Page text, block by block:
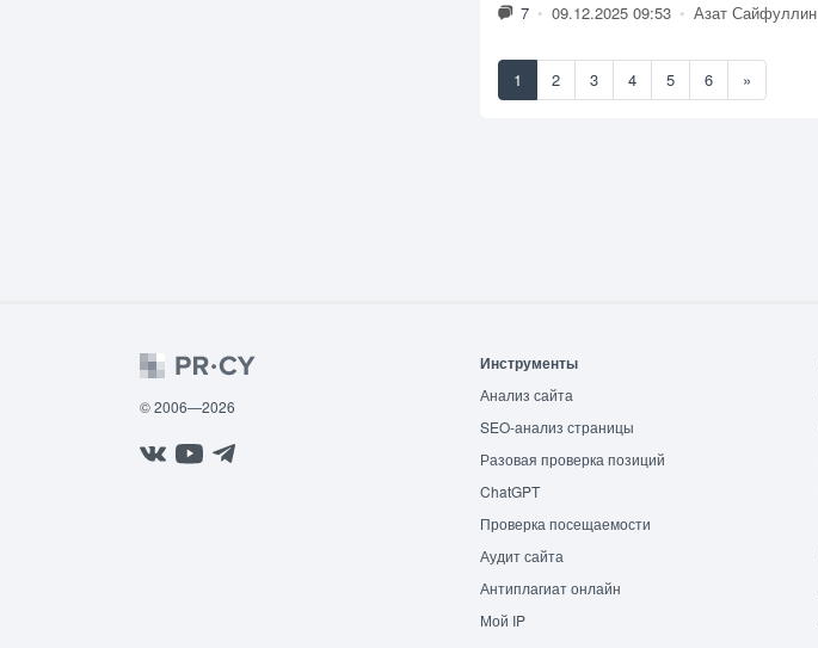
7 • 09.12.2025 09:53 • Азат Сайфуллин
1 2 3 4 5 6 »
© 2006—2026
Инструменты
Анализ сайта
SEO-анализ страницы
Разовая проверка позиций
ChatGPT
Проверка посещаемости
Аудит сайта
Антиплагиат онлайн
Мой IP